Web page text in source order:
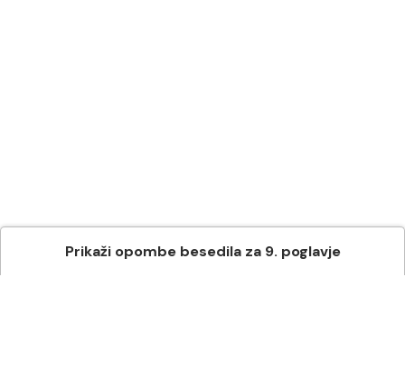
Prikažiopombe besedila za 9. poglavje